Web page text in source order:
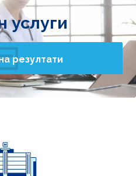
услуги
резултати